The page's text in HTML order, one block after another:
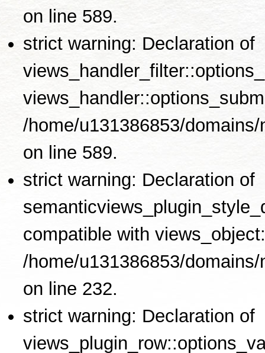
on line 589.
strict warning: Declaration of
/home/u131386853/
on line 589.
strict warning: Declaration of
compatible with
/home/u131386853/
on line 232.
strict warning: Declaration of